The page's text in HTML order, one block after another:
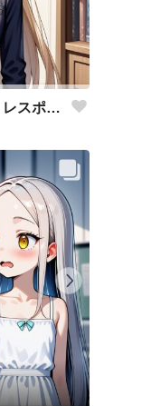
看板娘564 「ジェルマ・レスポストン・八百のよもやま話」